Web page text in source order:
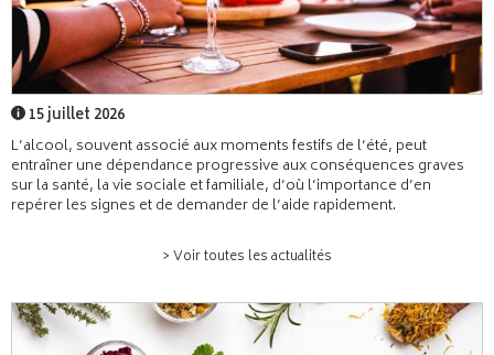
15 juillet 2026
L’alcool, souvent associé aux moments festifs de l’été, peut
entraîner une dépendance progressive aux conséquences graves
sur la santé, la vie sociale et familiale, d’où l’importance d’en
repérer les signes et de demander de l’aide rapidement.
> Voir toutes les actualités